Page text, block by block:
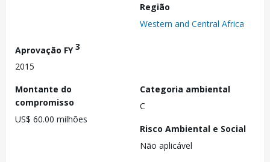
Região
Western and Central Africa
Aprovação FY3
2015
Montante do
compromisso
US$ 60.00 milhões
Categoria ambiental
C
Risco Ambiental e Social
Não aplicável